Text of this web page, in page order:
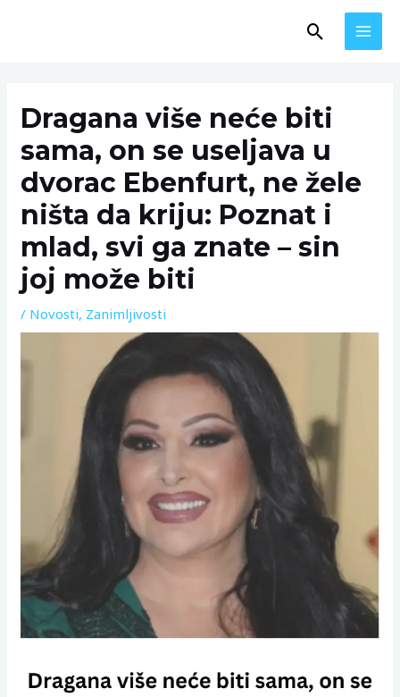
Search
Dragana više neće biti
sama, on se useljava u
dvorac Ebenfurt, ne žele
ništa da kriju: Poznat i
mlad, svi ga znate – sin
joj može biti
/ Novosti, Zanimljivosti